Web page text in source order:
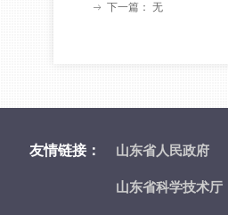
ꁹ 下一篇： 无
友情链接： 山东省人民政府
山东省科学技术厅